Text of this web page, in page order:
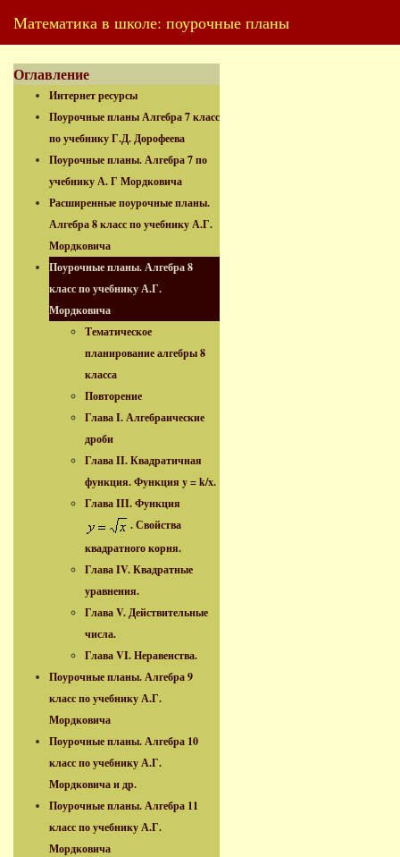
Математика в школе: поурочные планы
Оглавление
Интернет ресурсы
Поурочные планы Алгебра 7 класс
по учебнику Г.Д. Дорофеева
Поурочные планы. Алгебра 7 по
учебнику А. Г Мордковича
Расширенные поурочные планы.
Алгебра 8 класс по учебнику А.Г.
Мордковича
Поурочные планы. Алгебра 8
класс по учебнику А.Г.
Мордковича
Тематическое
планирование алгебры 8
класса
Повторение
Глава I. Алгебраические
дроби
Глава II. Квадратичная
функция. Функция y = k/x.
Глава III. Функция
. Свойства
квадратного корня.
Глава IV. Квадратные
уравнения.
Глава V. Действительные
числа.
Глава VI. Неравенства.
Поурочные планы. Алгебра 9
класс по учебнику А.Г.
Мордковича
Поурочные планы. Алгебра 10
класс по учебнику А.Г.
Мордковича и др.
Поурочные планы. Алгебра 11
класс по учебнику А.Г.
Мордковича